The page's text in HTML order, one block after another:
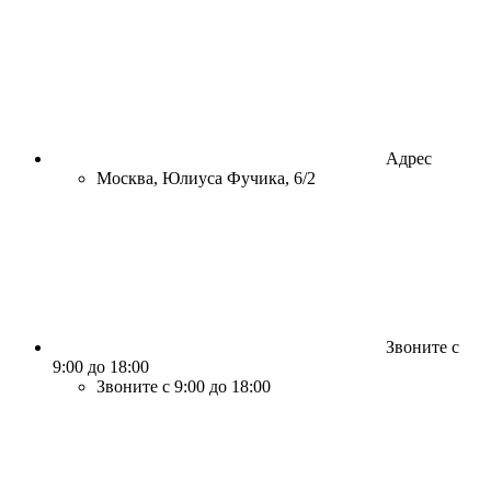
Адрес
Москва, Юлиуса Фучика, 6/2
Звоните с
9:00 до 18:00
Звоните с 9:00 до 18:00